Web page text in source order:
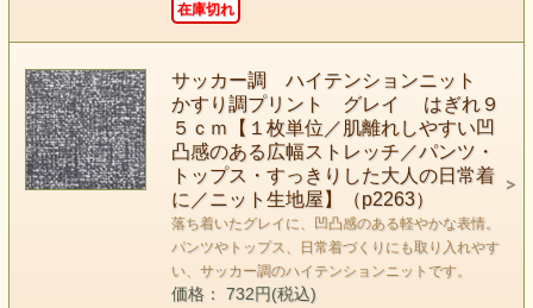
在庫切れ
サッカー調 ハイテンションニット
かすり調プリント グレイ はぎれ９
５ｃｍ【１枚単位／肌離れしやすい凹
凸感のある広幅ストレッチ／パンツ・
トップス・すっきりした大人の日常着
に／ニット生地屋】（p2263）
落ち着いたグレイに、凹凸感のある軽やかな表情。
パンツやトップス、日常着づくりにも取り入れやす
い、サッカー調のハイテンションニットです。
価格： 732円(税込)